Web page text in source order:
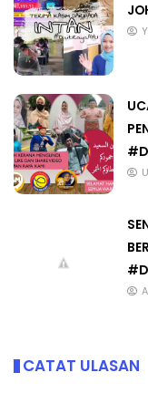
CATAT ULASAN